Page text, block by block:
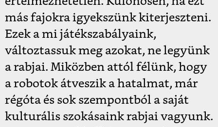
más fajokra igyekszünk kiterjeszteni.
Ezek a mi játékszabályaink,
változtassuk meg azokat, ne legyünk
a rabjai. Miközben attól félünk, hogy
a robotok átveszik a hatalmat, már
régóta és sok szempontból a saját
kulturális szokásaink rabjai vagyunk.